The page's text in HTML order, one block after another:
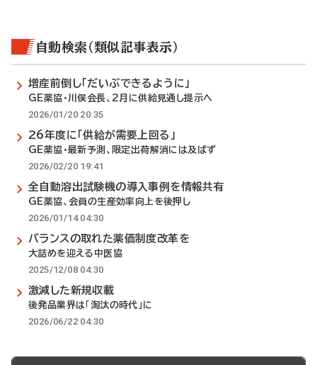
自動検索（類似記事表示）
増産前倒し「だいぶできるように」
GE薬協・川俣会長、2月に供給見通し提示へ
2026/01/20 20:35
26年度に「供給が需要上回る」
GE薬協・最新予測、限定出荷解消には及ばず
2026/02/20 19:41
全自動溶出試験機の導入事例を情報共有
GE薬協、会員の生産効率向上を後押し
2026/01/14 04:30
バランスの取れた薬価制度改革を
大詰めを迎える中医協
2025/12/08 04:30
激減した新規収載
後発品業界は「淘汰の時代」に
2026/06/22 04:30